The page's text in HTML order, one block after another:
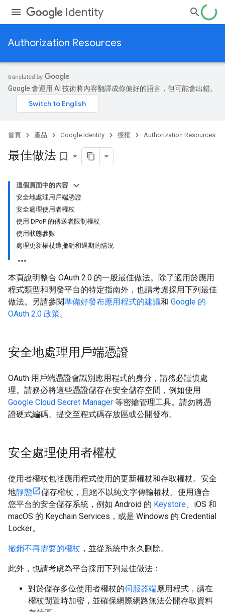
Identity
Authorization Resources
Google 會運用 AI 技術將內容翻譯成你偏好的語言，但可能會出錯。
首頁 產品 Google Identity 授權 Authorization Resources
最佳做法 bookmark_border
這個頁面中的內容
安全地處理用戶端憑證
安全處理使用者權杖
使用 DPoP 的傳送者限制權杖
使用狀態參數
處理更新權杖遭撤銷和過期的情況
本頁說明整合 OAuth 2.0 的一般最佳做法。除了適用於應用
程式類型和開發平台的特定指南外，也請考慮採用下列最佳
做法。另請參閱準備好發布應用程式的建議和 Google 的
OAuth 2.0 政策。
安全地處理用戶端憑證
OAuth 用戶端憑證會識別應用程式的身分，請務必謹慎處
理。請務必將這些憑證儲存在安全儲存空間，例如使用
Google Cloud Secret Manager 等密鑰管理工具。請勿將憑
證硬式編碼、提交至程式碼存放區或公開發布。
安全處理使用者權杖
使用者權杖包括應用程式使用的更新權杖和存取權杖。安全
地靜態
儲存權杖，且絕不以純文字傳輸權杖。使用適合
您平台的安全儲存系統，例如 Android 的 Keystore、iOS 和
macOS 的 Keychain Services，或是 Windows 的 Credential
Locker。
撤銷不再需要的權杖 ，並從系統中永久刪除。
此外，也請考慮為平台採用下列最佳做法：
對於儲存多位使用者權杖的伺服器端應用程式，請在
權杖閒置時加密，並確保網際網路無法公開存取資料